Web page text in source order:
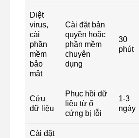
Diệt
virus,
cài
phần
mềm
bảo
mật
Cài đặt bản
quyền hoặc
phần mềm
chuyên
dụng
30
phút
Cứu
dữ liệu
Phục hồi dữ
liệu từ ổ
cứng bị lỗi
1-3
ngày
Cài đặt